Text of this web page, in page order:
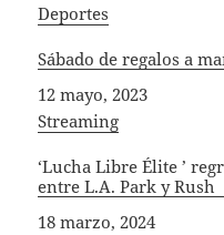
In relation to
Deportes
Sábado de regalos a
Fecha
12 mayo, 2023
In relation to
Streaming
‘Lucha Libre Élite ’
entre L.A. Park y Rush
Fecha
18 marzo, 2024